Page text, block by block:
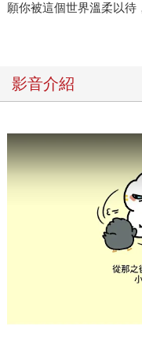
願你被這個世界溫柔以待
影音介紹